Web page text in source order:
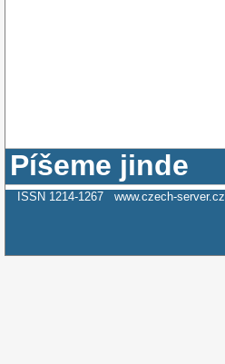
Píšeme jinde
ISSN 1214-1267 www.czech-server.cz